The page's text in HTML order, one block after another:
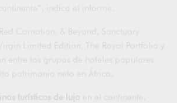
indica el informe.
Carnation, & Beyond, Sanctuary
Limited Edition, The Royal Portfolio y
entre los grupos de hoteles populares
patrimonio neto en África.
turísticos de lujo
en el continente,